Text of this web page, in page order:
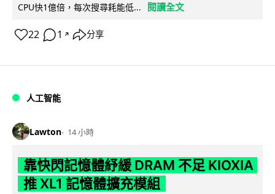
CPU快1億倍，每次搜尋耗能低...
閱讀全文
22 1 ↗ 分享
人工智能
Lawton 14 小時
靠快閃記憶體紓緩 DRAM 不足 KIOXIA
推 XL1 記憶體擴充模組